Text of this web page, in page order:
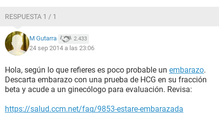
RESPUESTA 1 / 1
M Gutarra 2.433
24 sep 2014 a las 23:06
Hola, según lo que refieres es poco probable un embarazo.
Descarta embarazo con una prueba de HCG en su fracción
beta y acude a un ginecólogo para evaluación. Revisa:
https://salud.ccm.net/faq/9853-estare-embarazada